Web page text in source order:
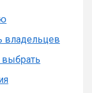
владельцев
выбрать